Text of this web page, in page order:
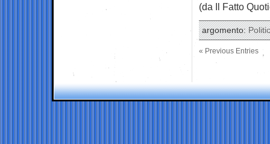
(da Il Fatto
argomento:
« Previous Entries